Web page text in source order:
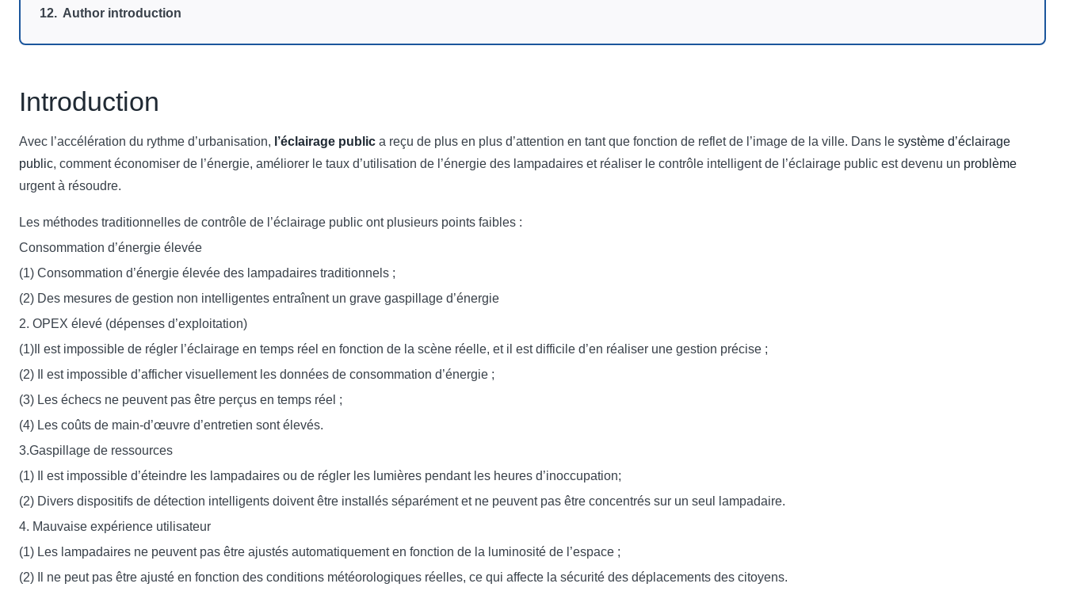
Author introduction
Introduction
Avec l’accélération du rythme d’urbanisation, l’éclairage public a reçu de plus en plus d’attention en tant que fonction de reflet de l’image de la ville. Dans le système d’éclairage
public, comment économiser de l’énergie, améliorer le taux d’utilisation de l’énergie des lampadaires et réaliser le contrôle intelligent de l’éclairage public est devenu un problème
urgent à résoudre.
Les méthodes traditionnelles de contrôle de l’éclairage public ont plusieurs points faibles :
Consommation d’énergie élevée
(1) Consommation d’énergie élevée des lampadaires traditionnels ;
(2) Des mesures de gestion non intelligentes entraînent un grave gaspillage d’énergie
2. OPEX élevé (dépenses d’exploitation)
(1)Il est impossible de régler l’éclairage en temps réel en fonction de la scène réelle, et il est difficile d’en réaliser une gestion précise ;
(2) Il est impossible d’afficher visuellement les données de consommation d’énergie ;
(3) Les échecs ne peuvent pas être perçus en temps réel ;
(4) Les coûts de main-d’œuvre d’entretien sont élevés.
3.Gaspillage de ressources
(1) Il est impossible d’éteindre les lampadaires ou de régler les lumières pendant les heures d’inoccupation;
(2) Divers dispositifs de détection intelligents doivent être installés séparément et ne peuvent pas être concentrés sur un seul lampadaire.
4. Mauvaise expérience utilisateur
(1) Les lampadaires ne peuvent pas être ajustés automatiquement en fonction de la luminosité de l’espace ;
(2) Il ne peut pas être ajusté en fonction des conditions météorologiques réelles, ce qui affecte la sécurité des déplacements des citoyens.